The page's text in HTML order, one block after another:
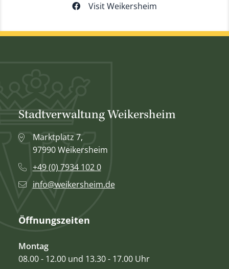
Visit Weikersheim
Stadtverwaltung Weikersheim
Marktplatz 7,
97990 Weikersheim
+49 (0) 7934 102 0
info@weikersheim.de
Öffnungszeiten
Montag
08.00 - 12.00 und 13.30 - 17.00 Uhr